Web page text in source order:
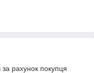
рахунок покупця